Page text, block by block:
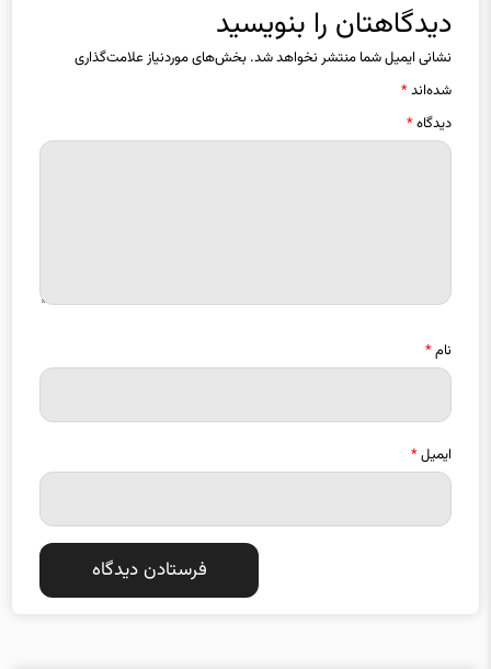
دیدگاهتان را بنویسید
نشانی ایمیل شما منتشر نخواهد شد. بخش‌های موردنیاز علامت‌گذاری
شده‌اند*
دیدگاه*
نام*
ایمیل*